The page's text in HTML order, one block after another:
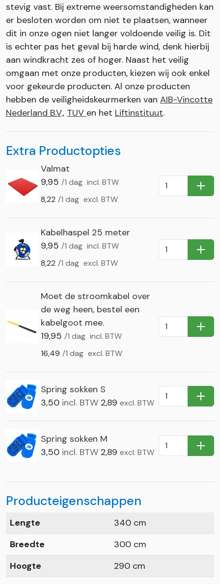
stevig vast. Bij extreme weersomstandigheden kan
er besloten worden om niet te plaatsen, wanneer
dit in onze ogen niet langer voldoende veilig is. Dit
is echter pas het geval bij harde wind, denk hierbij
aan windkracht zes of hoger. Naast het veilig
omgaan met onze producten, kiezen wij ook enkel
voor gekeurde producten. Al onze producten
hebben de veiligheidskeurmerken van AIB-Vincotte
Nederland B.V., TUV en het Liftinstituut.
Extra Productopties
Valmat
9,95 /1 dag incl. BTW
8,22 /1 dag excl. BTW
In
Kabelhaspel 25 meter
9,95 /1 dag incl. BTW
8,22 /1 dag excl. BTW
In
Moet de stroomkabel over
de weg heen, bestel een
kabelgoot mee.
19,95 /1 dag incl. BTW
16,49 /1 dag excl. BTW
In
Spring sokken S
3,50 incl. BTW 2,89 excl. BTW In
Spring sokken M
3,50 incl. BTW 2,89 excl. BTW In
Producteigenschappen
Lengte
340 cm
Breedte
300 cm
Hoogte
290 cm